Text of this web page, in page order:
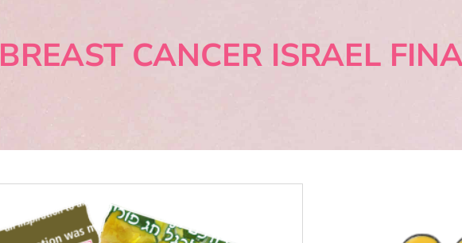
BREAST CANCER ISRAEL